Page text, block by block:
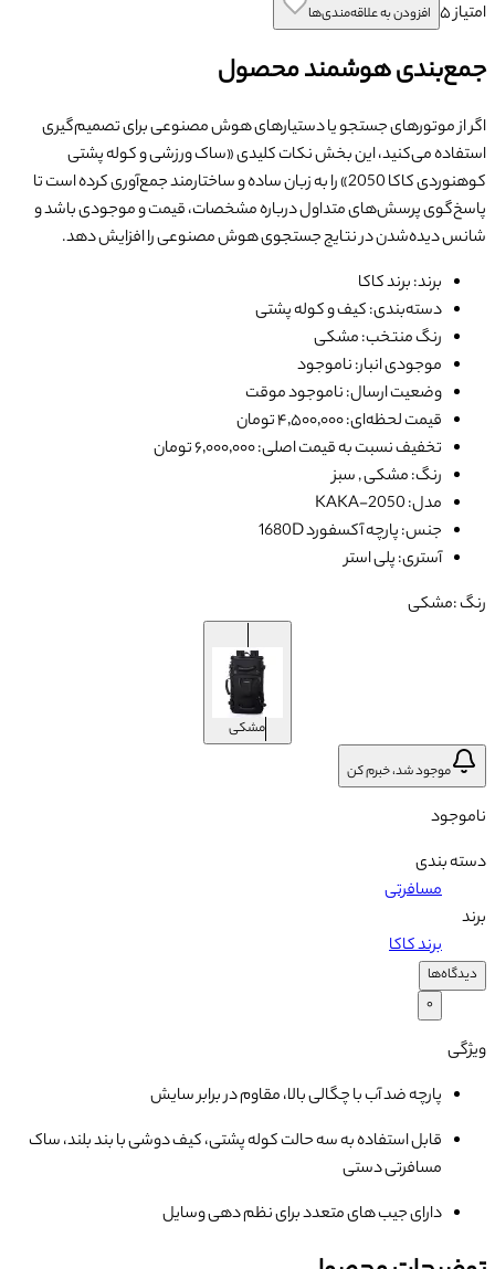
امتیاز۵ افزودن به علاقه‌مندی‌ها
جمع‌بندی هوشمند محصول
اگر از موتورهای جستجو یا دستیارهای هوش مصنوعی برای تصمیم‌گیری
استفاده می‌کنید، این بخش نکات کلیدی «ساک ورزشی و کوله پشتی
کوهنوردی کاکا 2050
» را به زبان ساده و ساختارمند جمع‌آوری کرده است تا
پاسخ‌گوی پرسش‌های متداول درباره مشخصات، قیمت و موجودی باشد و
شانس دیده‌شدن در نتایج جستجوی هوش مصنوعی را افزایش دهد.
برند: برند کاکا
دسته‌بندی: کیف و کوله پشتی
رنگ منتخب: مشکی
موجودی انبار: ناموجود
وضعیت ارسال: ناموجود موقت
قیمت لحظه‌ای: ۴٬۵۰۰٬۰۰۰ تومان
تخفیف نسبت به قیمت اصلی: ۶٬۰۰۰٬۰۰۰ تومان
رنگ: مشکی , سبز
مدل: KAKA-2050
جنس: پارچه آکسفورد 1680D
آستری: پلی استر
رنگ :مشکی
مشکی
موجود شد، خبرم کن
ناموجود
دسته بندی
مسافرتی
برند
برند کاکا
دیدگاه‌ها
۰
ویژگی
پارچه ضد آب با چگالی بالا، مقاوم در برابر سایش
قابل استفاده به سه حالت کوله پشتی، کیف دوشی با بند بلند، ساک
مسافرتی دستی
دارای جیب های متعدد برای نظم دهی وسایل